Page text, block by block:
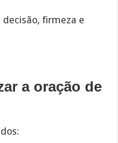
decisão, firmeza e
a oração de